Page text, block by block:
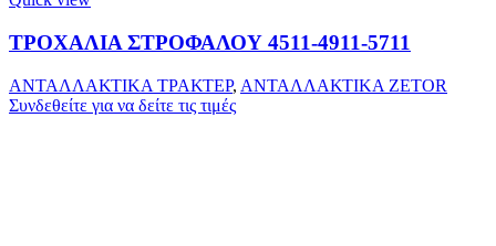
ΤΡΟΧΑΛΙΑ ΣΤΡΟΦΑΛΟΥ 4511-4911-5711
ΑΝΤΑΛΛΑΚΤΙΚΑ ΤΡΑΚΤΕΡ, ΑΝΤΑΛΛΑΚΤΙΚΑ ZETOR
Συνδεθείτε για να δείτε τις τιμές